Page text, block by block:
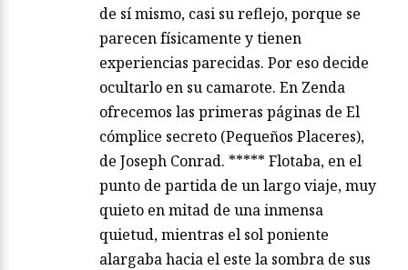
de sí mismo, casi su reflejo, porque se
parecen físicamente y tienen
experiencias parecidas. Por eso decide
ocultarlo en su camarote. En Zenda
ofrecemos las primeras páginas de El
cómplice secreto (Pequeños Placeres),
de Joseph Conrad. ***** Flotaba, en el
punto de partida de un largo viaje, muy
quieto en mitad de una inmensa
quietud, mientras el sol poniente
alargaba hacia el este la sombra de sus